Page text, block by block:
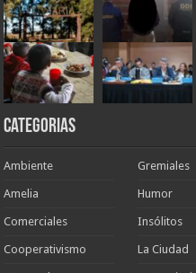
Categorias
Ambiente
Amelia
Comerciales
Cooperativismo
Gremiales
Humor
Insólitos
La Ciudad